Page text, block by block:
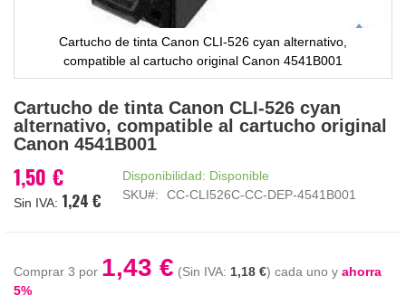
Cartucho de tinta Canon CLI-526 cyan alternativo,
compatible al cartucho original Canon 4541B001
al
comienzo
de
galería
de
Cartucho de tinta Canon CLI-526 cyan
alternativo, compatible al cartucho original
Canon 4541B001
1,50 €
1,24 €
Disponibilidad: Disponible
SKU
CC-CLI526C-CC-DEP-4541B001
Comprar 3 por 1,43 € 1,18 € cada uno y ahorra
5%